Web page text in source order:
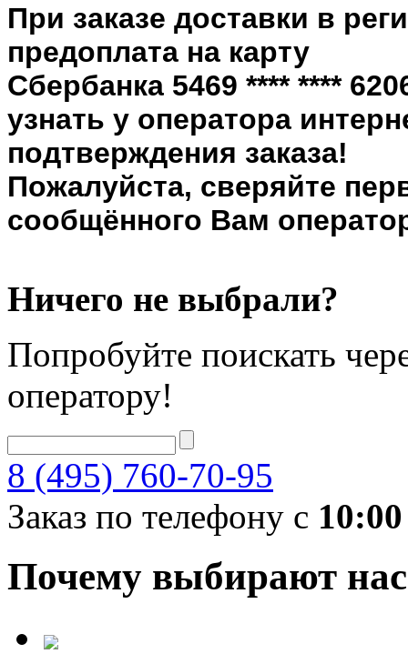
При заказе доставки в
предоплата на карту
Сбербанка 5469 **** ****
узнать у оператора
подтверждения заказа!
Пожалуйста, сверяйте
сообщённого Вам
Ничего не выбрали?
Попробуйте поискать
оператору!
8 (495) 760-70-95
Заказ по телефону с 10:00
Почему выбирают нас